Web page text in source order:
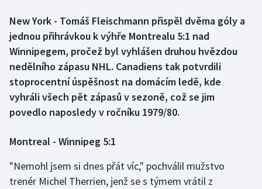
Box
Curling
Dostihy
Golf
New York - Tomáš Fleischmann přispěl dvěma góly a
jednou přihrávkou k výhře Montrealu 5:1 nad
Winnipegem, pročež byl vyhlášen druhou hvězdou
nedělního zápasu NHL. Canadiens tak potvrdili
stoprocentní úspěšnost na domácím ledě, kde
vyhráli všech pět zápasů v sezoně, což se jim
povedlo naposledy v ročníku 1979/80.
Montreal - Winnipeg 5:1
"Nemohl jsem si dnes přát víc," pochválil mužstvo
trenér Michel Therrien, jenž se s týmem vrátil z